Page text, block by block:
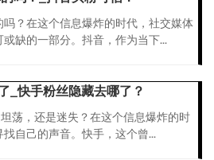
？在这个信息爆炸的时代，社交媒体
缺的一部分。抖音，作为当下...
_快手粉丝隐藏去哪了？
荡，还是迷失？在这个信息爆炸的时
自己的声音。快手，这个曾...